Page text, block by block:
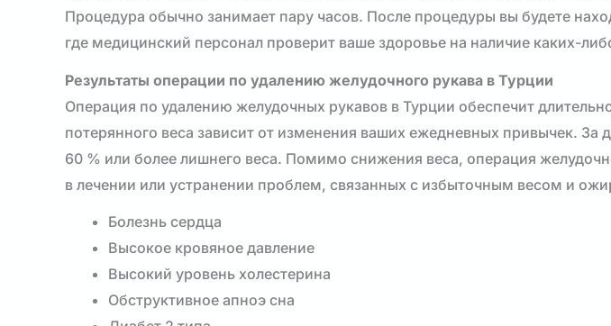
Процедура обычно занимает пару часов. После процедуры вы будете
где медицинский персонал проверит ваше здоровье на наличие каких-
Результаты операции по удалению желудочного рукава в Турции
Операция по удалению желудочных рукавов в Турции обеспечит
потерянного веса зависит от изменения ваших ежедневных привычек. За
60 % или более лишнего веса. Помимо снижения веса, операция
в лечении или устранении проблем, связанных с избыточным весом и
Болезнь сердца
Высокое кровяное давление
Высокий уровень холестерина
Обструктивное апноэ сна